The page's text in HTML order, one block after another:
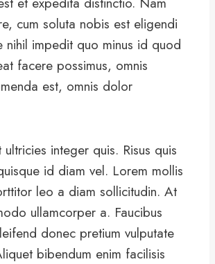
cum soluta nobis est eligendi
nihil impedit quo minus id quod
facere possimus, omnis
est, omnis dolor
ultricies integer quis. Risus quis
id diam vel. Lorem mollis
leo a diam sollicitudin. At
ullamcorper a. Faucibus
donec pretium vulputate
bibendum enim facilisis